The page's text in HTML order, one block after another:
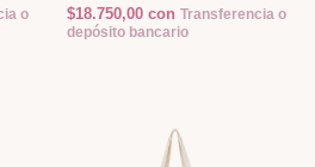
o
$18.750,00 con Transferencia o
depósito bancario